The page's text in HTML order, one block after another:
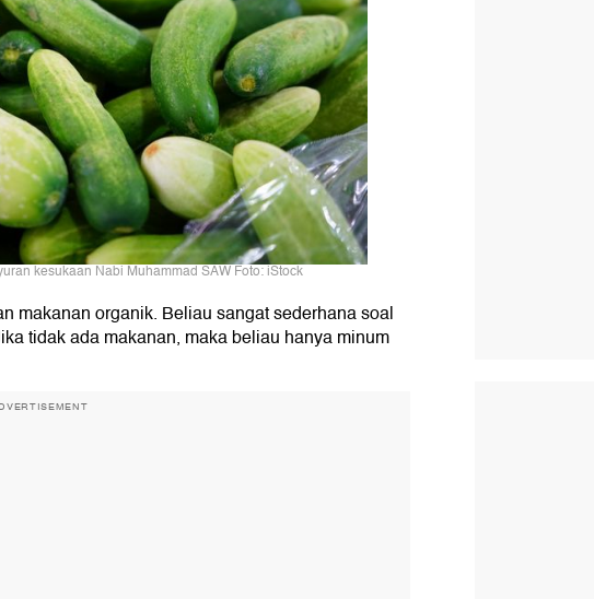
kesukaan Nabi Muhammad SAW Foto: iStock
makanan organik. Beliau sangat sederhana soal
tidak ada makanan, maka beliau hanya minum